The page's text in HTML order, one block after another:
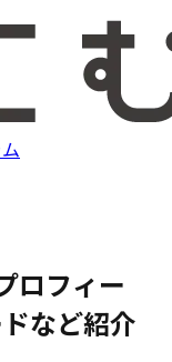
ロフィー
など紹介